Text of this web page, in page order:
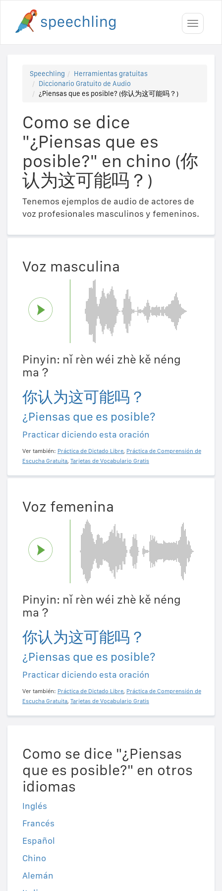
Toggle
Speechling
Herramientas gratuitas
Diccionario Gratuito de Audio
¿Piensas que es posible? (你认为这可能吗？)
Como se dice
"¿Piensas que es
posible?" en chino (你
认为这可能吗？)
Tenemos ejemplos de audio de actores de
voz profesionales masculinos y femeninos.
Voz masculina
Pinyin: nǐ rèn wéi zhè kě néng
ma？
你认为这可能吗？
¿Piensas que es posible?
Practicar diciendo esta oración
Ver también: Práctica de Dictado Libre, Práctica de Comprensión de
Escucha Gratuita, Tarjetas de Vocabulario Gratis
Voz femenina
Pinyin: nǐ rèn wéi zhè kě néng
ma？
你认为这可能吗？
¿Piensas que es posible?
Practicar diciendo esta oración
Ver también: Práctica de Dictado Libre, Práctica de Comprensión de
Escucha Gratuita, Tarjetas de Vocabulario Gratis
Como se dice "¿Piensas
que es posible?" en otros
idiomas
Inglés
Francés
Español
Chino
Alemán